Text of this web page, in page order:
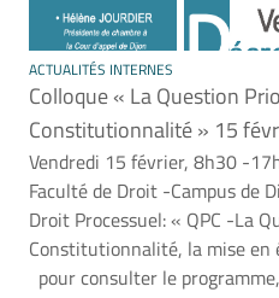
ACTUALITÉS INTERNES
Colloque « La Question
Constitutionnalité » 15
Vendredi 15 février, 8h30 -
Faculté de Droit -Campus de
Droit Processuel: « QPC -La
Constitutionnalité, la mise
pour consulter le